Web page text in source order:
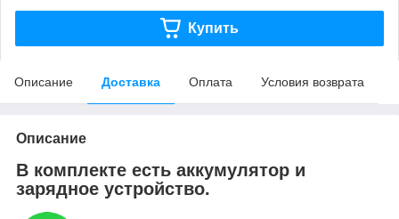
Купить
Описание Доставка Оплата Условия возврата
Описание
В комплекте есть аккумулятор и
зарядное устройство.